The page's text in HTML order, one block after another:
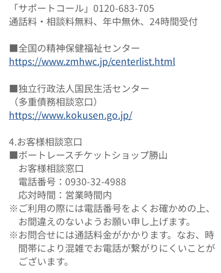
「サポートコール」0120-683-705
通話料・相談料無料、年中無休、24時間受付
■全国の精神保健福祉センター
https://www.zmhwc.jp/centerlist.html
■独立行政法人国民生活センター
（多重債務相談窓口）
https://www.kokusen.go.jp/
4.お客様相談窓口
■ボートレースチケットショップ勝山
お客様相談窓口
電話番号：0930-32-4988
応対時間：営業時間内
※ご利用の際には電話番号をよくお確かめの上、
お間違えのないようお願い申し上げます。
※お問合せには通話料金がかかります。なお、時
間帯により混雑でお電話が繋がりにくいことが
ございます。